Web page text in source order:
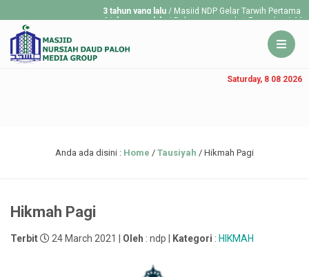
3 tahun yang lalu / Masjid NDP Gelar Tarwih Pertama
tarawih...
4 tahun yang lalu/ Dalam menyambut Ramadan 1443 H,
Saturday, 8 08 2026
Anda ada disini : Home / Tausiyah / Hikmah Pagi
Hikmah Pagi
Terbit 24 March 2021 | Oleh : ndp | Kategori : HIKMAH